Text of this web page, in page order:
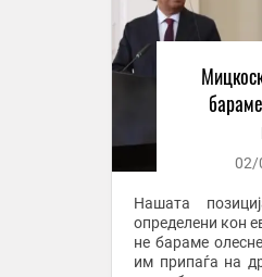
02/
Нашата
определени кон
не бараме
им припаѓа на